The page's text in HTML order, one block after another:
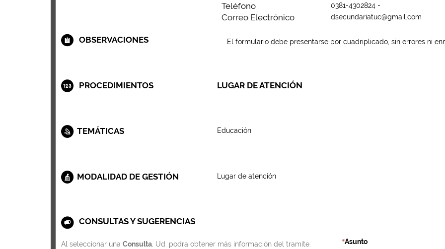
Teléfono 0381-4302824 -
Correo Electrónico dsecundariatuc@gmail.com
OBSERVACIONES El formulario debe presentarse por cuadriplicado, sin errores ni
PROCEDIMIENTOS LUGAR DE ATENCIÓN
TEMÁTICAS Educación
MODALIDAD DE GESTIÓN Lugar de atención
CONSULTAS Y SUGERENCIAS
Al seleccionar una Consulta , Ud. podra obtener más información del tramite.
*Asunto